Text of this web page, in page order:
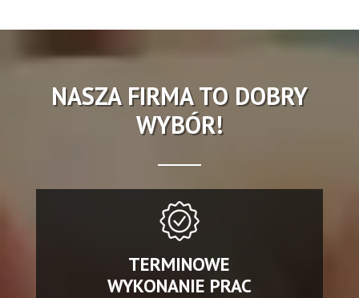
NASZA FIRMA TO DOBRY
WYBÓR!
TERMINOWE
WYKONANIE PRAC